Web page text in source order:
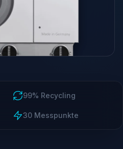
99% Recycling
30 Messpunkte